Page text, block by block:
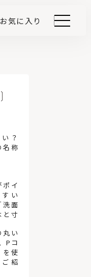
お気に入り
？
名称
イ
い
洗面
寸
い
Pコ
を使
紹